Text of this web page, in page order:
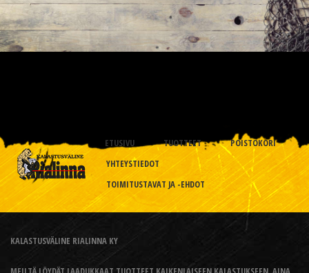
ETUSIVU TUOTTEET
POISTOKORI
YHTEYSTIEDOT
TOIMITUSTAVAT JA -EHDOT
KALASTUSVÄLINE RIALINNA KY